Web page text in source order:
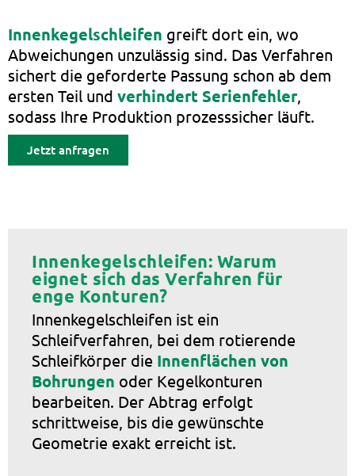
Innenkegelschleifen greift dort ein, wo
Abweichungen unzulässig sind. Das Verfahren
sichert die geforderte Passung schon ab dem
ersten Teil und verhindert Serienfehler,
sodass Ihre Produktion prozesssicher läuft.
Jetzt anfragen
Innenkegelschleifen: Warum
eignet sich das Verfahren für
enge Konturen?
Innenkegelschleifen ist ein
Schleifverfahren, bei dem rotierende
Schleifkörper die Innenflächen von
Bohrungen oder Kegelkonturen
bearbeiten. Der Abtrag erfolgt
schrittweise, bis die gewünschte
Geometrie exakt erreicht ist.